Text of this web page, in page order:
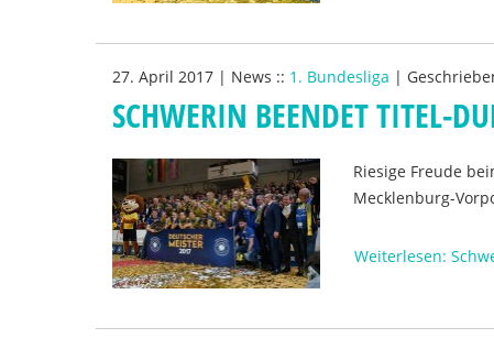
27. April 2017 | News :: 1. Bundesliga |
SCHWERIN BEENDET TITEL-
Riesige Freude
Mecklenburg-
Weiterlesen: